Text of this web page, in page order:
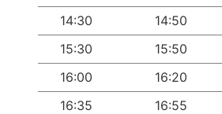
14:30
14:50
15:30
15:50
16:00
16:20
16:35
16:55